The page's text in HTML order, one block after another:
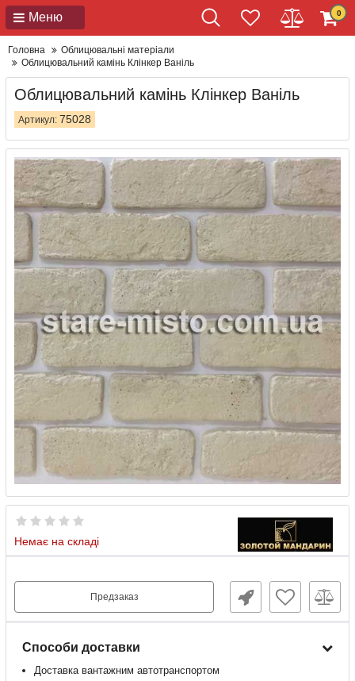
Меню 0
Головна
Облицювальні матеріали
Облицювальний камінь Клінкер Ваніль
Облицювальний камінь Клінкер Ваніль
Артикул: 75028
Немає на складі
Предзаказ
Способи доставки
Доставка вантажним автотранспортом